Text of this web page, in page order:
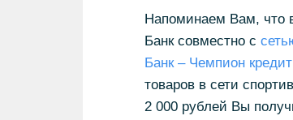
Напоминаем Вам, что
Банк совместно с
Банк – Чемпион
товаров в сети
2 000 рублей Вы